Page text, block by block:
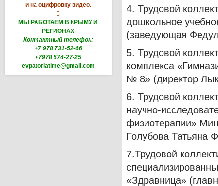
и на оцифровку видео.

МЫ РАБОТАЕМ В КРЫМУ И
РЕГИОНАХ
Контактный телефон:
+7 978 731-52-66
+7978 574-27-25
evpatoriatime@gmail.com
4. Трудовой
дошкольное
(заведующая
5. Трудовой
комплекса
№ 8» (директор
6. Трудовой
научно-
физиотерапии»
Голубова Татьяна
7.Трудовой
«Здравница»